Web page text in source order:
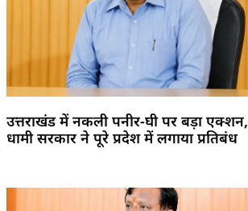
उत्तराखंड में नकली पनीर-घी पर बड़ा एक्शन,
धामी सरकार ने पूरे प्रदेश में लगाया प्रतिबंध